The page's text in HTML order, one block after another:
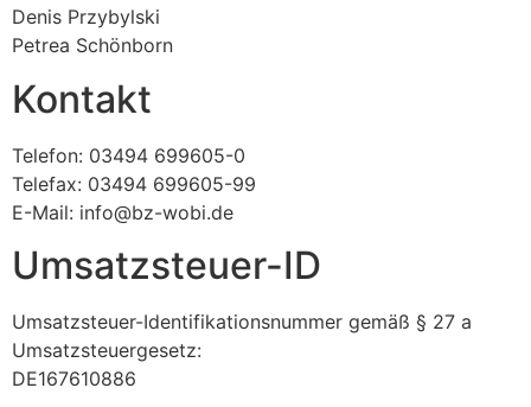
Denis Przybylski
Petrea Schönborn
Kontakt
Telefon: 03494 699605-0
Telefax: 03494 699605-99
E-Mail: info@bz-wobi.de
Umsatzsteuer-ID
Umsatzsteuer-Identifikationsnummer gemäß § 27 a
Umsatzsteuergesetz:
DE167610886